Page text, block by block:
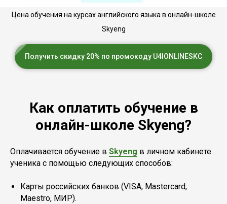
Цена обучения на курсах английского языка в онлайн-школе
Skyeng
Получить скидку 20% по промокоду U4IONLINESKC
Как оплатить обучение в
онлайн-школе Skуeng?
Оплачивается обучение в Skyeng в личном кабинете
ученика с помощью следующих способов:
Карты российских банков (VISA, Mastercard,
Maestro, МИР).